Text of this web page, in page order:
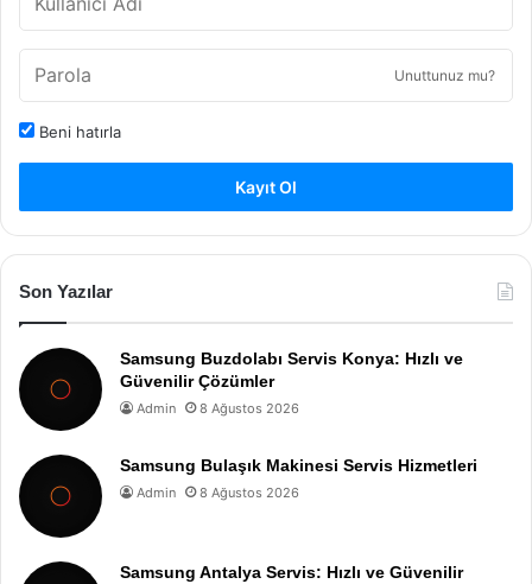
Unuttunuz mu?
Beni hatırla
Kayıt Ol
Son Yazılar
Samsung Buzdolabı Servis Konya: Hızlı ve
Güvenilir Çözümler
Admin 8 Ağustos 2026
Samsung Bulaşık Makinesi Servis Hizmetleri
Admin 8 Ağustos 2026
Samsung Antalya Servis: Hızlı ve Güvenilir